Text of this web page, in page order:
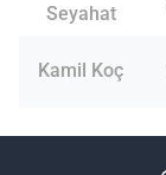
Seyahat
Kamil Koç